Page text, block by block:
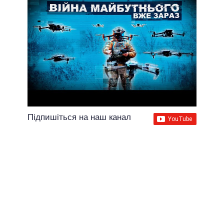
Підпишіться на наш канал